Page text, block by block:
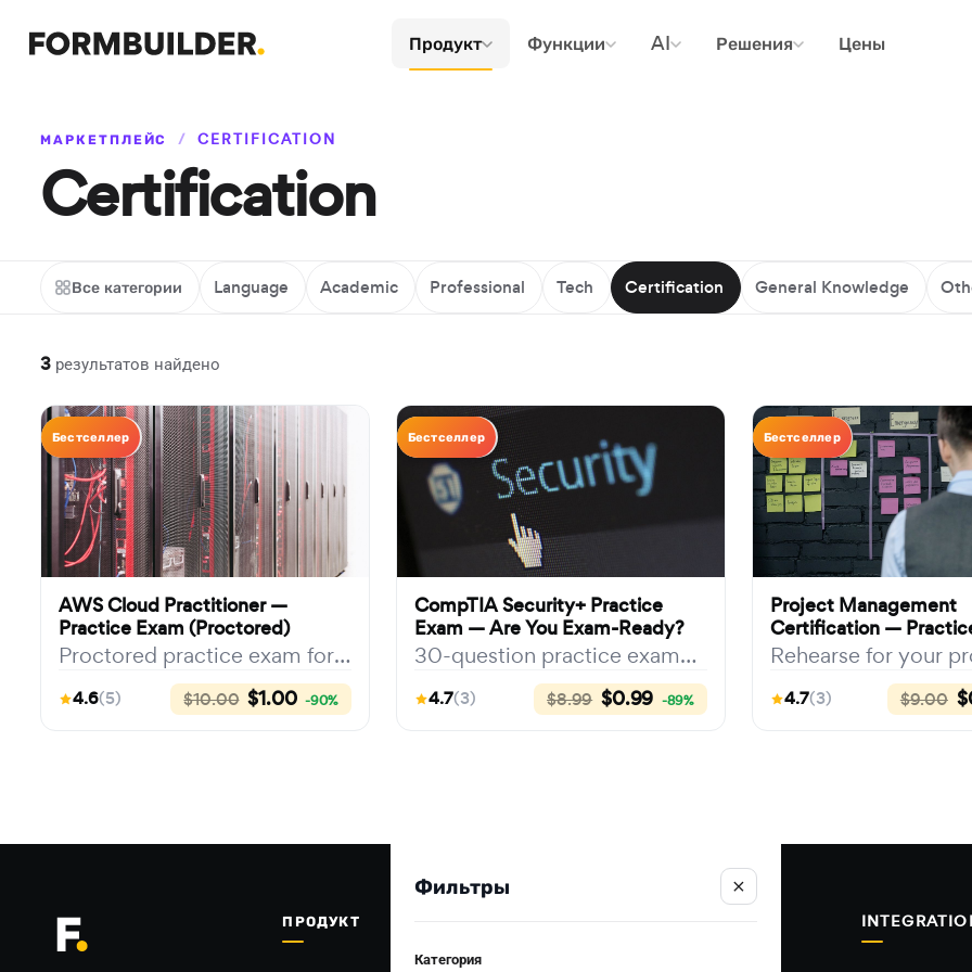
Продукт Функции AI Решения Цены
МАРКЕТПЛЕЙС / CERTIFICATION
Certification
Все категории Language Academic Professional Tech Certification General Knowledge
3 результатов найдено
Certification
Бестселлер
AWS Cloud Practitioner —
Practice Exam (Proctored)
Proctored practice exam for
the AWS Certified Cloud
Practitioner (CLF-C02). 25
4.6(5) $10.00 $1.00 -90%
Certification
Бестселлер
CompTIA Security+ Practice
Exam — Are You Exam-Ready?
30-question practice exam
covering CompTIA Security+
(SY0-701) domains: threats &
4.7(3) $8.99 $0.99 -89%
Certification
Бестселлер
Project Management
Certification —
(Proctored)
Rehearse for your
management
under real exam
4.7(3) $9.00
Фильтры ×
Категория
ПРОДУКТ